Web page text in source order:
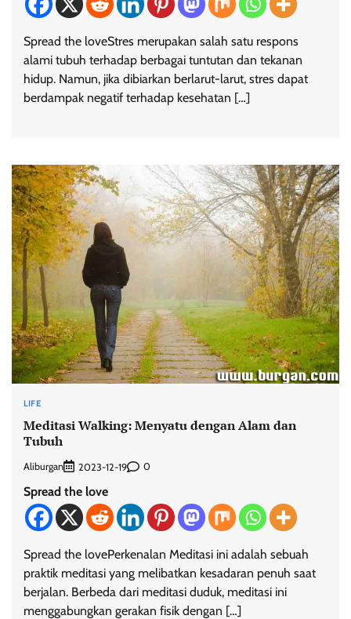
Spread the loveStres merupakan salah satu respons
alami tubuh terhadap berbagai tuntutan dan tekanan
hidup. Namun, jika dibiarkan berlarut-larut, stres dapat
berdampak negatif terhadap kesehatan […]
LIFE
Meditasi Walking: Menyatu dengan Alam dan
Tubuh
Aliburgan 2023-12-19 0
Spread the love
Spread the lovePerkenalan Meditasi ini adalah sebuah
praktik meditasi yang melibatkan kesadaran penuh saat
berjalan. Berbeda dari meditasi duduk, meditasi ini
menggabungkan gerakan fisik dengan […]